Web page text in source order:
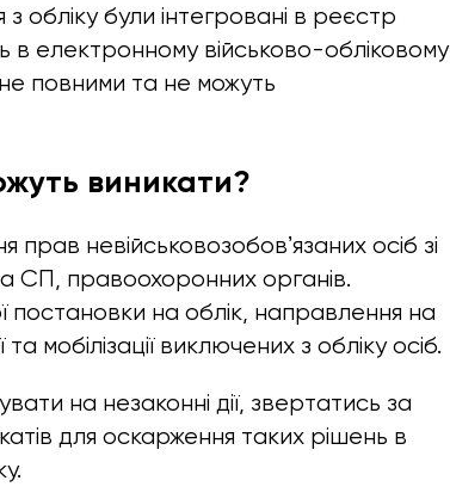
обліку були інтегровані в реєстр
в електронному військово-обліковому
повними та не можуть
виникати?
невійськовозобовʼязаних осіб зі
СП, правоохоронних органів.
на облік, направлення на
мобілізації виключених з обліку осіб.
на незаконні дії, звертатись за
для оскарження таких рішень в